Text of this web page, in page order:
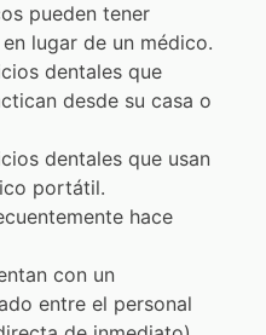
pueden tener
lugar de un médico.
dentales que
desde su casa o
dentales que usan
portátil.
hace
con un
entre el personal